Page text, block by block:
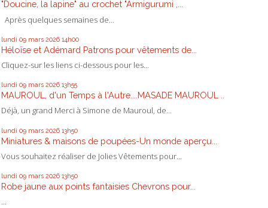
"Doucine, la lapine" au crochet "Armigurumi ,...
Après quelques semaines de...
lundi 09 mars 2026 14h00
Héloïse et Adémard Patrons pour vêtements de...
Cliquez-sur les liens ci-dessous pour les...
lundi 09 mars 2026 13h55
MAUROUL, d'un Temps à l'Autre....MASADE MAUROUL ..
Déjà, un grand Merci à Simone de Mauroul, de...
lundi 09 mars 2026 13h50
Miniatures & maisons de poupées-Un monde aperçu...
Vous souhaitez réaliser de Jolies Vêtements pour...
lundi 09 mars 2026 13h50
Robe jaune aux points fantaisies Chevrons pour...
...